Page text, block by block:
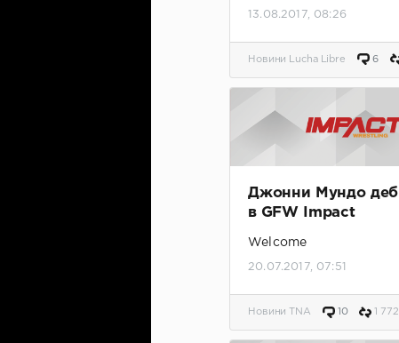
13.08.2017, 08:26
Новини Lucha Libre 6
Джонни Мундо
в GFW Impact
Welcome
20.07.2017, 07:51
Новини TNA 10 1 772